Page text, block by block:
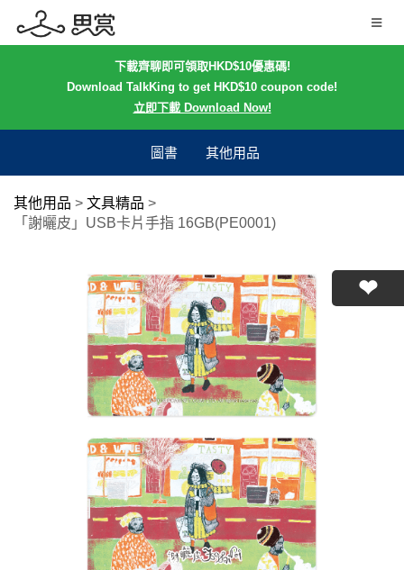
下載齊聊即可領取HKD$10優惠碼!
Download TalkKing to get HKD$10 coupon code!
立即下載 Download Now!
圖書 其他用品
其他用品 > 文具精品 >
「謝曬皮」USB卡片手指 16GB(PE0001)